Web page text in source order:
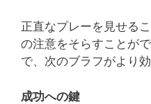
正直なプレーを見せる
の注意をそらすことが
で、次のブラフがより
成功への鍵